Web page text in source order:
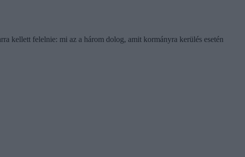
kellett felelnie: mi az a három dolog, amit kormányra kerülés esetén